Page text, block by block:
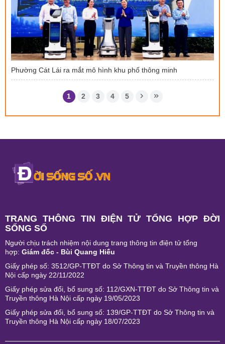
Phường Cát Lái ra mắt mô hình khu phố thông minh
1 2 3 4 5
TRANG THÔNG TIN ĐIỆN TỬ TỔNG HỢP ĐỜI
SỐNG SỐ
Người chịu trách nhiệm nội dung trang thông tin điện tử tổng
hợp: Giám đốc - Bùi Quang Hiếu
Giấy phép số: 3512/GP-TTĐT do Sở Thông tin và Truyền thông Hà
Nội cấp ngày 22/11/2022
Giấy phép sửa đổi, bổ sung số: 112/GXN-TTĐT do Sở Thông tin và
Truyền thông Hà Nội cấp ngày 19/05/2023
Giấy phép sửa đổi, bổ sung số: 139/GP-TTĐT do Sở Thông tin và
Truyền thông Hà Nội cấp ngày 18/07/2023